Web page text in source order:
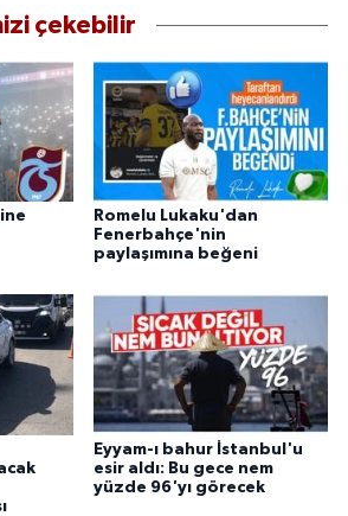
çekebilir
Romelu Lukaku'dan
Fenerbahçe'nin
paylaşımına beğeni
Eyyam-ı bahur İstanbul'u
esir aldı: Bu gece nem
yüzde 96'yı görecek